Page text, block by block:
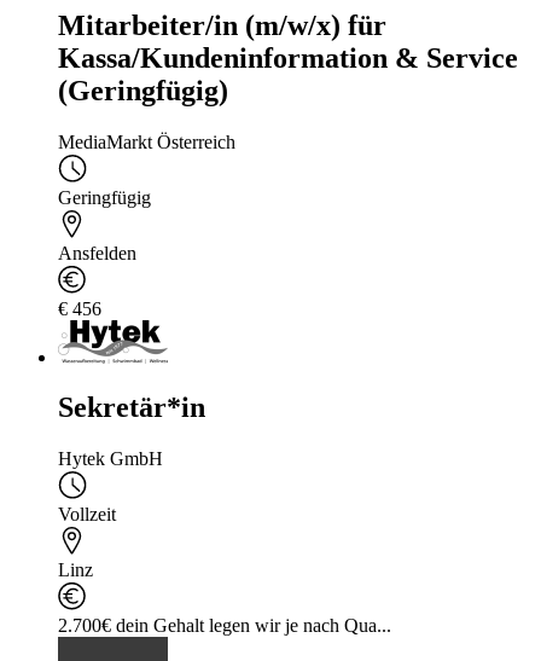
Mitarbeiter/in (m/w/x) für
Kassa/Kundeninformation & Service
(Geringfügig)
MediaMarkt Österreich
Geringfügig
Ansfelden
€ 456
Sekretär*in
Hytek GmbH
Vollzeit
Linz
2.700€ dein Gehalt legen wir je nach Qua...